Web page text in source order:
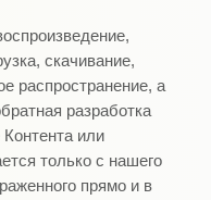
скачивание,
распространение, а
разработка
или
только с нашего
прямо и в